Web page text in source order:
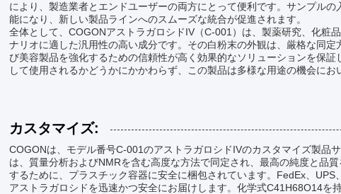
により、製造業者とエンドユーザーの両方にとって便利です。サンプル
能になり、新しい製品ラインへのスムーズな統合が促進されます。
全体として、COGONアストラガロシドIV（C-001）は、製薬研究、化粧
ナリオに適した汎用性の高い成分です。その白粉末の外観は、厳格な同
び美容製品を強化するための信頼性が高く効果的なソリューションを保
して使用されるかどうかにかかわらず、この製品は多様な用途の機会に
カスタマイズ:
COGONは、モデル番号C-001のアストラガロシドIVのカスタマイズ製品
は、質量分析およびNMRを含む高度な方法で同定され、最高の純度と品
するために、プラスチック容器に安全に梱包されています。FedEx、UPS
アストラガロシドを迅速かつ安全にお届けします。化学式C41H68O14を